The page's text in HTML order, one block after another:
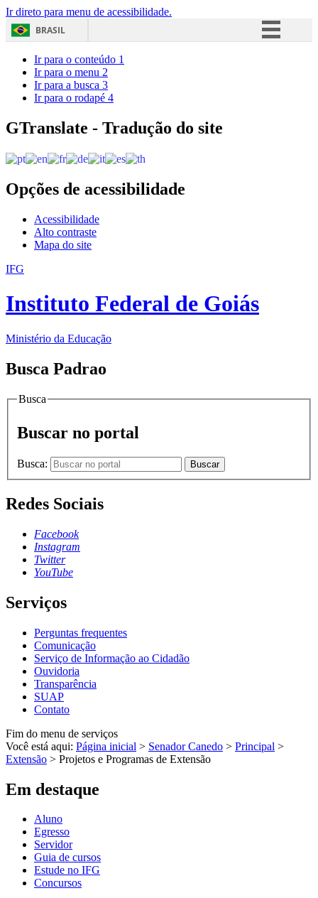
Ir direto para menu de acessibilidade.
BRASIL
Acesso à informação
Ir para o conteúdo 1
Ir para o menu 2
Ir para a busca 3
Ir para o rodapé 4
GTranslate - Tradução do site
Opções de acessibilidade
Acessibilidade
Alto contraste
Mapa do site
IFG
Instituto Federal de Goiás
Ministério da Educação
Busca Padrao
Busca
Buscar no portal
Busca: Buscar
Redes Sociais
Facebook
Instagram
Twitter
YouTube
Serviços
Perguntas frequentes
Comunicação
Serviço de Informação ao Cidadão
Ouvidoria
Transparência
SUAP
Contato
Fim do menu de serviços
Você está aqui: Página inicial > Senador Canedo > Principal >
Extensão > Projetos e Programas de Extensão
Em destaque
Aluno
Egresso
Servidor
Guia de cursos
Estude no IFG
Concursos